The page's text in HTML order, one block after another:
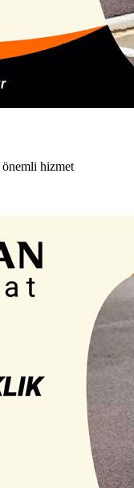
önemli hizmet